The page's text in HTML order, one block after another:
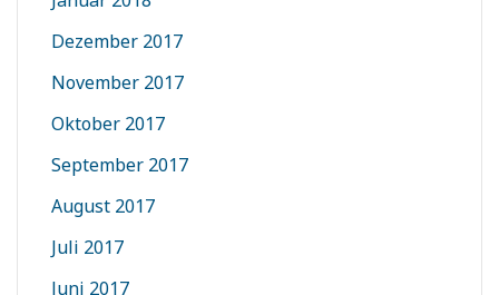
Dezember 2017
November 2017
Oktober 2017
September 2017
August 2017
Juli 2017
Juni 2017